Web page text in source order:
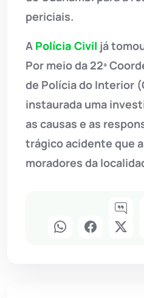
periciais.
A Polícia Civil já
Por meio da 22ª
de Polícia do Interior
instaurada uma
as causas e as
trágico acidente que
moradores da